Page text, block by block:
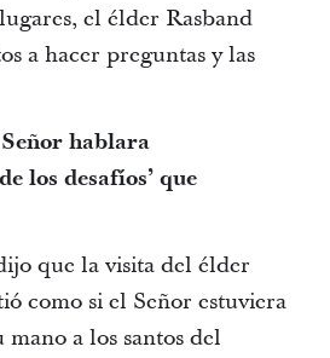
el élder Rasband
a hacer preguntas y las
hablara
los desafíos’ que
que la visita del élder
como si el Señor estuviera
a los santos del